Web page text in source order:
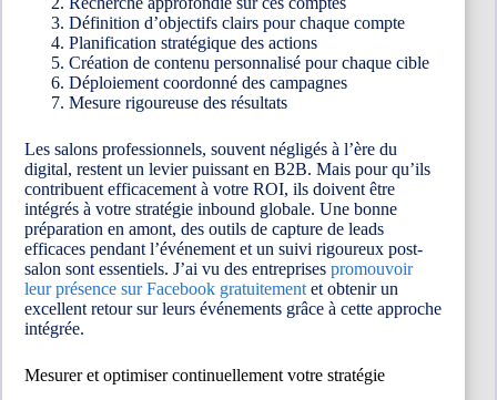
Définition d’objectifs clairs pour chaque compte
Planification stratégique des actions
Création de contenu personnalisé pour chaque cible
Déploiement coordonné des campagnes
Mesure rigoureuse des résultats
Les salons professionnels, souvent négligés à l’ère du
digital, restent un levier puissant en B2B. Mais pour qu’ils
contribuent efficacement à votre ROI, ils doivent être
intégrés à votre stratégie inbound globale. Une bonne
préparation en amont, des outils de capture de leads
efficaces pendant l’événement et un suivi rigoureux post-
salon sont essentiels. J’ai vu des entreprises promouvoir
leur présence sur Facebook gratuitement et obtenir un
excellent retour sur leurs événements grâce à cette approche
intégrée.
Mesurer et optimiser continuellement votre stratégie